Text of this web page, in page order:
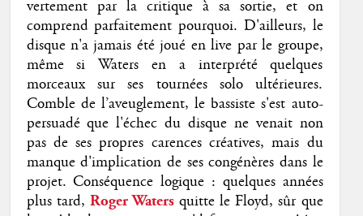
vertement par la critique à sa sortie, et on
comprend parfaitement pourquoi. D'ailleurs, le
disque n'a jamais été joué en live par le groupe,
même si Waters en a interprété quelques
morceaux sur ses tournées solo ultérieures.
Comble de l’aveuglement, le bassiste s'est auto-
persuadé que l'échec du disque ne venait non
pas de ses propres carences créatives, mais du
manque d'implication de ses congénères dans le
projet. Conséquence logique : quelques années
plus tard, Roger Waters quitte le Floyd, sûr que